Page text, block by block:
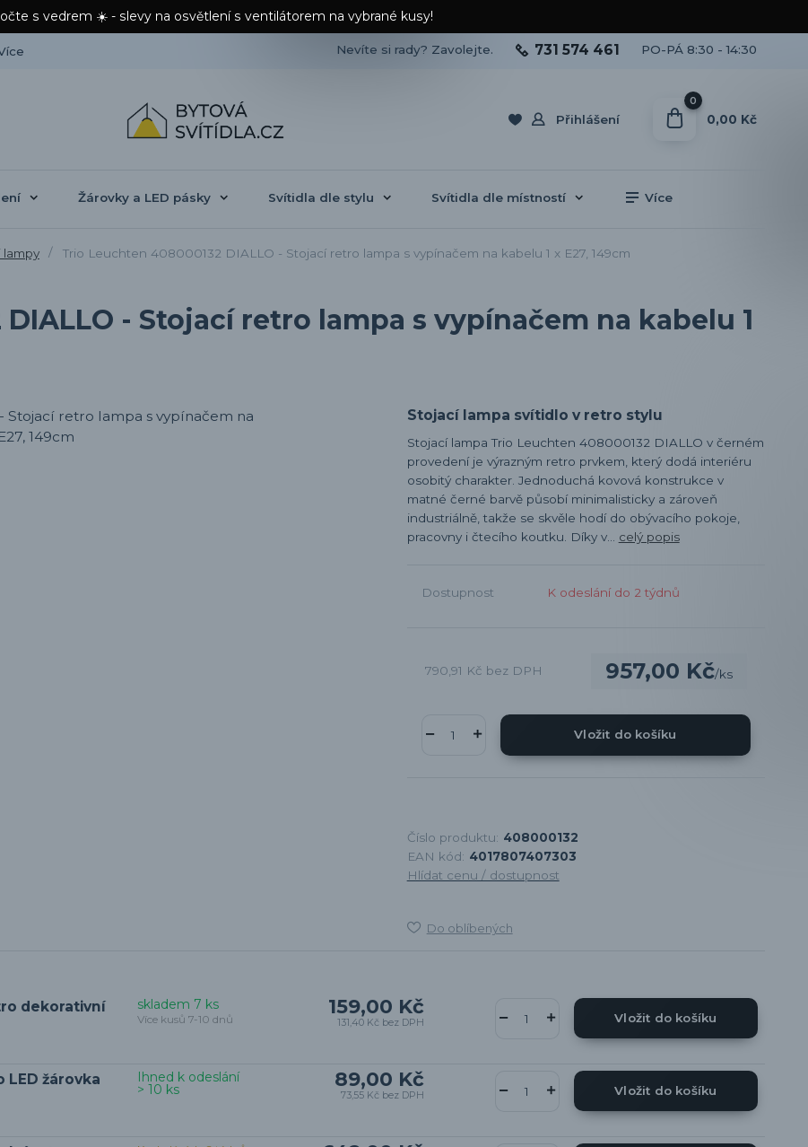
s vedrem ☀️ - slevy na osvětlení s ventilátorem na vybrané kusy!
Přihlášení
Nevíte si rady? Zavolejte. 731 574 461 PO-PÁ 8:30 - 14:30
0
0,00 Kč
Žárovky a LED pásky Svítidla dle stylu Svítidla dle místností Více
lampy Trio Leuchten 408000132 DIALLO - Stojací retro lampa s vypínačem na kabelu 1 x E27, 149cm
- Stojací retro lampa s vypínačem na kabelu 1
Stojací lampa svítidlo v retro stylu
Stojací lampa Trio Leuchten 408000132 DIALLO v černém
provedení je výrazným retro prvkem, který dodá interiéru
osobitý charakter. Jednoduchá kovová konstrukce v
matné černé barvě působí minimalisticky a zároveň
industriálně, takže se skvěle hodí do obývacího pokoje,
pracovny i čtecího koutku. Díky v... celý popis
Dostupnost K odeslání do 2 týdnů
957,00 Kč/ks
790,91 Kč bez DPH
Vložit do košíku
Číslo produktu: 408000132
EAN kód: 4017807407303
Hlídat cenu / dostupnost
Do oblíbených
dekorativní
159,00 Kč
131,40 Kč bez DPH
skladem 7 ks
Více kusů 7-10 dnů Vložit do košíku
LED žárovka
89,00 Kč
73,55 Kč bez DPH
Ihned k odeslání
> 10 ks Vložit do košíku